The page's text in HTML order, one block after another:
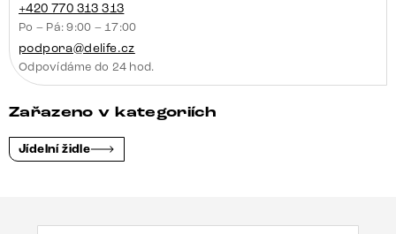
+420 770 313 313
Po – Pá: 9:00 – 17:00
podpora@delife.cz
Odpovídáme do 24 hod.
Zařazeno v kategoriích
Jídelní židle